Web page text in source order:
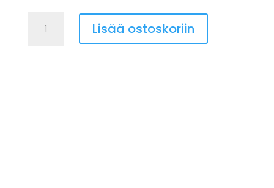
kertakatetri
Lisää ostoskoriin